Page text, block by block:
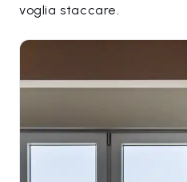
voglia staccare.